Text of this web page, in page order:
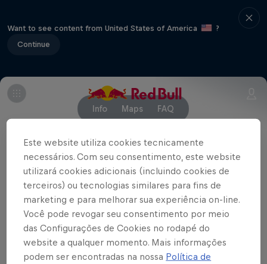
Want to see content from United States of America
?
Continue
Info Maps FAQ
Parceiros
Este website utiliza cookies tecnicamente
necessários. Com seu consentimento, este website
utilizará cookies adicionais (incluindo cookies de
terceiros) ou tecnologias similares para fins de
marketing e para melhorar sua experiência on-line.
Você pode revogar seu consentimento por meio
das Configurações de Cookies no rodapé do
website a qualquer momento. Mais informações
podem ser encontradas na nossa Política de